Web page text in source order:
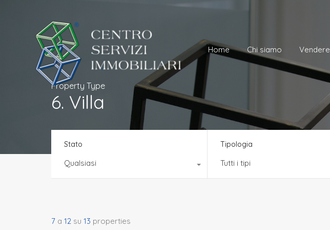
Home Chi siamo Vendere
Property Type
6. Villa
Stato
Qualsiasi
Tipologia
Tutti i tipi
7 a 12 su 13 properties